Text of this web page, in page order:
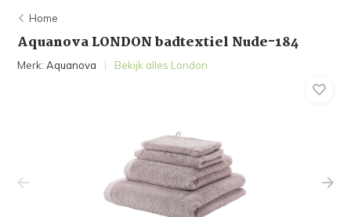
Home
Aquanova LONDON badtextiel Nude-184
Merk:Aquanova Bekijk alles London